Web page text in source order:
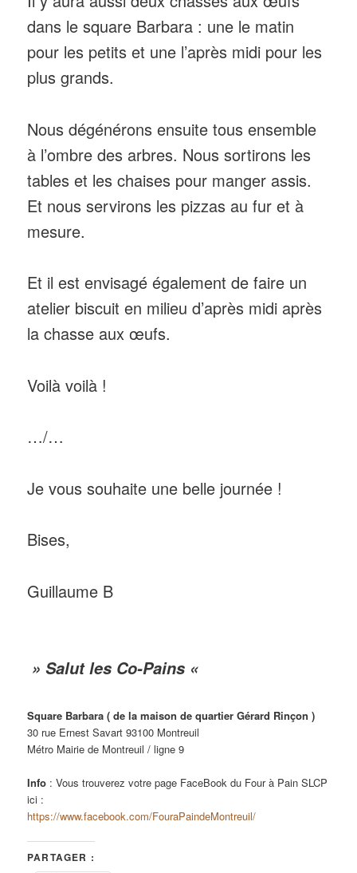
dans le square Barbara : une le matin
pour les petits et une l’après midi pour les
plus grands.
Nous dégénérons ensuite tous ensemble
à l’ombre des arbres. Nous sortirons les
tables et les chaises pour manger assis.
Et nous servirons les pizzas au fur et à
mesure.
Et il est envisagé également de faire un
atelier biscuit en milieu d’après midi après
la chasse aux œufs.
Voilà voilà !
…/…
Je vous souhaite une belle journée !
Bises,
Guillaume B
» Salut les Co-Pains «
Square Barbara ( de la maison de quartier Gérard Rinçon )
30 rue Ernest Savart 93100 Montreuil
Métro Mairie de Montreuil / ligne 9
Info : Vous trouverez votre page FaceBook du Four à Pain SLCP
ici :
https://www.facebook.com/FouraPaindeMontreuil/
PARTAGER :